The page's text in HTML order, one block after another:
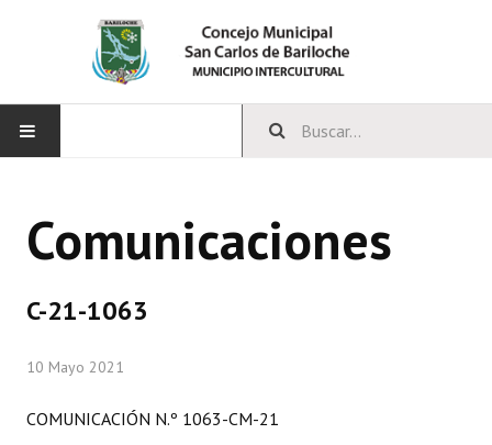
CONCEJO
Comisiones Permanentes
Comisiones Especiales
Comunicaciones
C-21-1063
10 Mayo 2021
COMUNICACIÓN N.º 1063-CM-21